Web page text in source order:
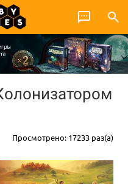
Просмотрено: 17233 раз(а)